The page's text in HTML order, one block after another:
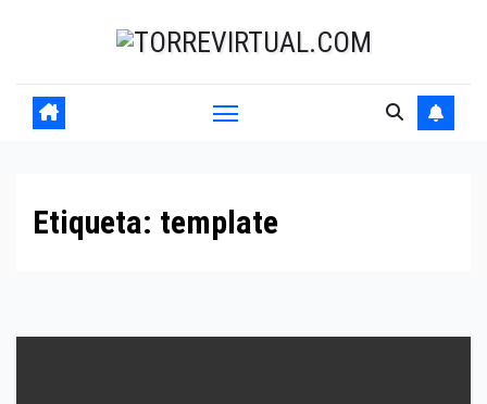
content
Etiqueta: template